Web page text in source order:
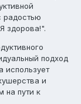
радостью
здорова!".
подход
использует
и
на пути к